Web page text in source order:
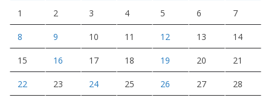
1 2 3 4 5 6 7
8 9 10 11 12 13 14
15 16 17 18 19 20 21
22 23 24 25 26 27 28